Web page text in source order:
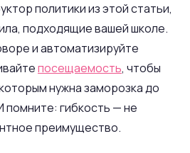
политики из этой статьи,
подходящие вашей школе.
и автоматизируйте
посещаемость, чтобы
нужна заморозка до
помните: гибкость — не
преимущество.